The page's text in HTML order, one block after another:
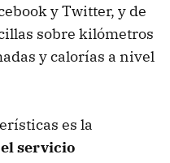
y Twitter, y de
sobre kilómetros
y calorías a nivel
es la
servicio